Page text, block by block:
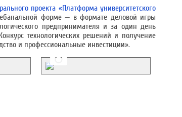
проекта «Платформа университетского
форме — в формате деловой игры
предпринимателя и за один день
технологических решений и получение
и профессиональные инвестиции».